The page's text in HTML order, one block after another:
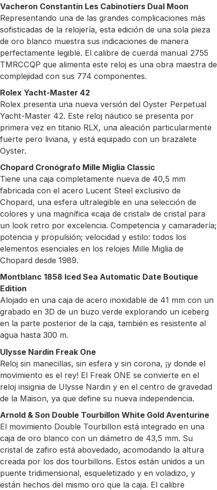
Vacheron Constantin Les Cabinotiers Dual Moon
Representando una de las grandes complicaciones más
sofisticadas de la relojería, esta edición de una sola pieza
de oro blanco muestra sus indicaciones de manera
perfectamente legible. El calibre de cuerda manual 2755
TMRCCQP que alimenta este reloj es una obra maestra de
complejidad con sus 774 componentes.
Rolex Yacht-Master 42
Rolex presenta una nueva versión del Oyster Perpetual
Yacht-Master 42. Este reloj náutico se presenta por
primera vez en titanio RLX, una aleación particularmente
fuerte pero liviana, y está equipado con un brazalete
Oyster.
Chopard Cronógrafo Mille Miglia Classic
Tiene una caja completamente nueva de 40,5 mm
fabricada con el acero Lucent Steel exclusivo de
Chopard, una esfera ultralegible en una selección de
colores y una magnífica «caja de cristal» de cristal para
un look retro por excelencia. Competencia y camaradería;
potencia y propulsión; velocidad y estilo: todos los
elementos esenciales en los relojes Mille Miglia de
Chopard desde 1989.
Montblanc 1858 Iced Sea Automatic Date Boutique
Edition
Alojado en una caja de acero inoxidable de 41 mm con un
grabado en 3D de un buzo verde explorando un iceberg
en la parte posterior de la caja, también es resistente al
agua hasta 300 m.
Ulysse Nardin Freak One
Reloj sin manecillas, sin esfera y sin corona, ¡y donde el
movimiento es el rey! El Freak ONE se convierte en el
reloj insignia de Ulysse Nardin y en el centro de gravedad
de la Maison, ya que define su nueva independencia.
Arnold & Son Double Tourbillon White Gold Aventurine
El movimiento Double Tourbillon está integrado en una
caja de oro blanco con un diámetro de 43,5 mm. Su
cristal de zafiro está abovedado, acomodando la altura
creada por los dos tourbillons. Estos están unidos a un
puente tridimensional, esqueletizado y en voladizo, y
están hechos del mismo oro que la caja. El calibre